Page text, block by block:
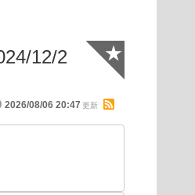
12/2
2026/08/06 20:47
★